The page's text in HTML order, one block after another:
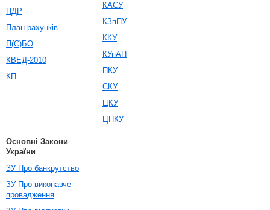
ПДР
План рахунків
П(С)БО
КВЕД-2010
КП
КАСУ
КЗпПУ
ККУ
КУпАП
ПКУ
СКУ
ЦКУ
ЦПКУ
Основні Закони
України
ЗУ Про банкрутство
ЗУ Про виконавче
провадження